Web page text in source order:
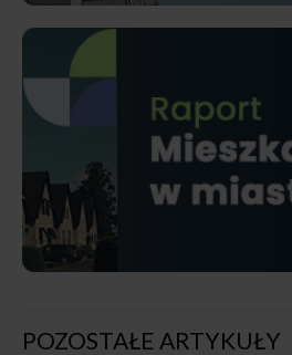
POZOSTAŁE ARTYKUŁY